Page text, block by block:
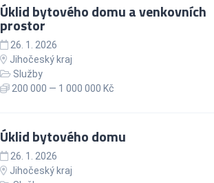
Úklid bytového domu a venkovních
prostor
26. 1. 2026
Jihočeský kraj
Služby
200 000 — 1 000 000 Kč
Úklid bytového domu
26. 1. 2026
Jihočeský kraj